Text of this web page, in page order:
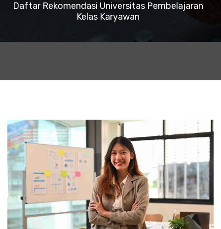
Daftar Rekomendasi Universitas Pembelajaran
Kelas Karyawan